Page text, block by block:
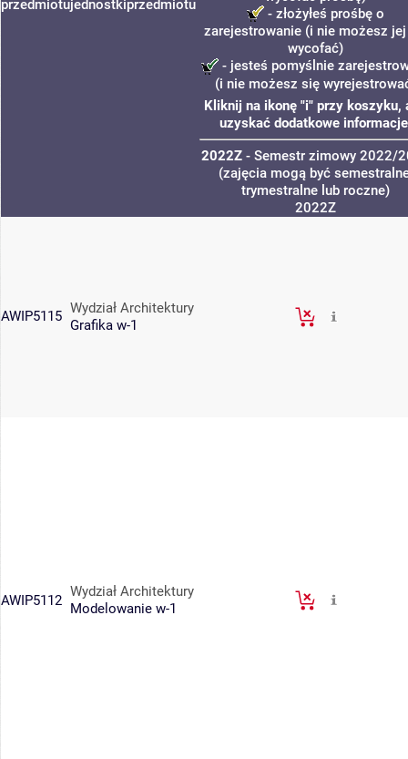
przedmiotujednostkiprzedmiotu
- złożyłeś prośbę o
zarejestrowanie (i nie możesz
wycofać)
- jesteś pomyślnie
(i nie możesz się
Kliknij na ikonę "i" przy koszyku,
uzyskać dodatkowe
2022Z- Semestr zimowy 2022/
(zajęcia mogą być
trymestralne lub roczne)
2022Z
AWIP5115 Wydział Architektury
Grafika w-1
AWIP5112
Wydział Architektury
Modelowanie w-1